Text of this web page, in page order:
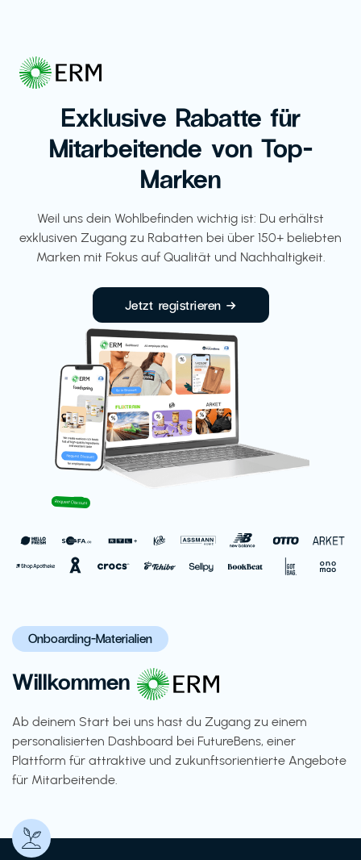
Exklusive Rabatte für
Mitarbeitende von Top-
Marken
Weil uns dein Wohlbefinden wichtig ist: Du erhältst
exklusiven Zugang zu Rabatten bei über 150+ beliebten
Marken mit Fokus auf Qualität und Nachhaltigkeit.
Jetzt registrieren →
Onboarding-Materialien
Willkommen
Ab deinem Start bei uns hast du Zugang zu einem
personalisierten Dashboard bei FutureBens, einer
Plattform für attraktive und zukunftsorientierte Angebote
für Mitarbeitende.